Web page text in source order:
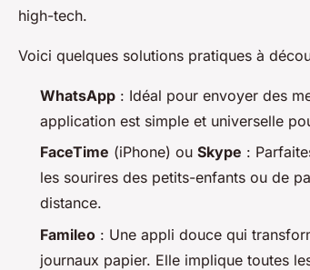
high-tech.
Voici quelques solutions pratiques à
WhatsApp : Idéal pour envoyer des
application est simple et universelle
FaceTime (iPhone) ou Skype :
les sourires des petits-enfants ou de
distance.
Famileo : Une appli douce qui
journaux papier. Elle implique toutes